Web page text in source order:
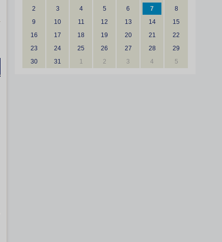
2
3 4 5 6 7
8
9
10 11 12 13 14
15
16
17 18 19 20 21
22
23
24 25 26 27 28
29
30
31 1 2 3 4 5